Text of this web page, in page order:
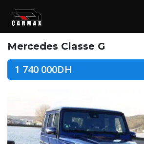
Mercedes Classe G
1 740 000DH